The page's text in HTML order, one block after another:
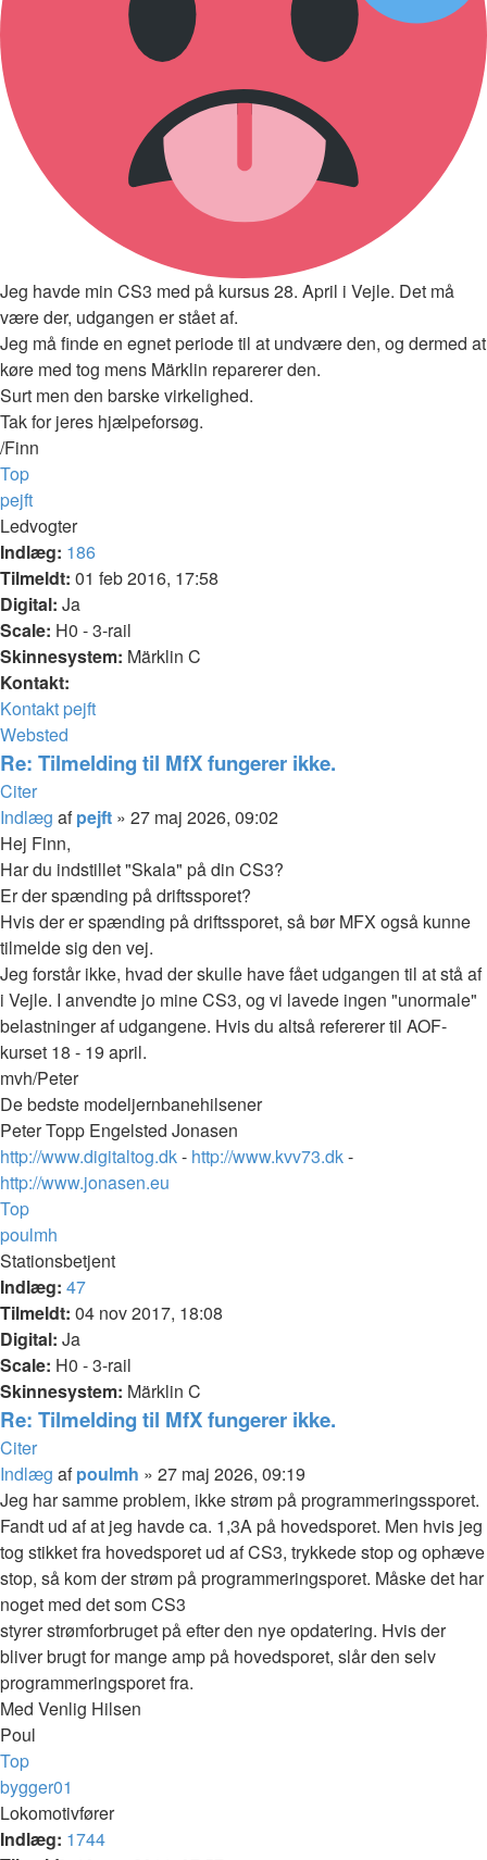
Jeg havde min CS3 med på kursus 28. April i Vejle. Det må
være der, udgangen er stået af.
Jeg må finde en egnet periode til at undvære den, og dermed at
køre med tog mens Märklin reparerer den.
Surt men den barske virkelighed.
Tak for jeres hjælpeforsøg.
/Finn
Top
pejft
Ledvogter
Indlæg: 186
Tilmeldt: 01 feb 2016, 17:58
Digital: Ja
Scale: H0 - 3-rail
Skinnesystem: Märklin C
Kontakt:
Kontakt pejft
Websted
Re: Tilmelding til MfX fungerer ikke.
Citer
Indlæg afpejft » 27 maj 2026, 09:02
Hej Finn,
Har du indstillet "Skala" på din CS3?
Er der spænding på driftssporet?
Hvis der er spænding på driftssporet, så bør MFX også kunne
tilmelde sig den vej.
Jeg forstår ikke, hvad der skulle have fået udgangen til at stå af
i Vejle. I anvendte jo mine CS3, og vi lavede ingen "unormale"
belastninger af udgangene. Hvis du altså refererer til AOF-
kurset 18 - 19 april.
mvh/Peter
De bedste modeljernbanehilsener
Peter Topp Engelsted Jonasen
http://www.digitaltog.dk- http://www.kvv73.dk-
http://www.jonasen.eu
Top
poulmh
Stationsbetjent
Indlæg: 47
Tilmeldt: 04 nov 2017, 18:08
Digital: Ja
Scale: H0 - 3-rail
Skinnesystem: Märklin C
Re: Tilmelding til MfX fungerer ikke.
Citer
Indlæg afpoulmh » 27 maj 2026, 09:19
Jeg har samme problem, ikke strøm på programmeringssporet.
Fandt ud af at jeg havde ca. 1,3A på hovedsporet. Men hvis jeg
tog stikket fra hovedsporet ud af CS3, trykkede stop og ophæve
stop, så kom der strøm på programmeringsporet. Måske det har
noget med det som CS3
styrer strømforbruget på efter den nye opdatering. Hvis der
bliver brugt for mange amp på hovedsporet, slår den selv
programmeringsporet fra.
Med Venlig Hilsen
Poul
Top
bygger01
Lokomotivfører
Indlæg: 1744